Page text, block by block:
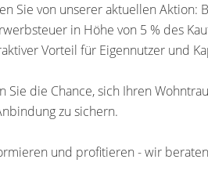
Sie von unserer aktuellen Aktion:
in Höhe von 5 % des
Vorteil für Eigennutzer und
Sie die Chance, sich Ihren
zu sichern.
und profitieren - wir